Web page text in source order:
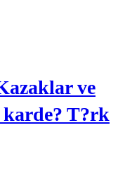
ve
T?rk